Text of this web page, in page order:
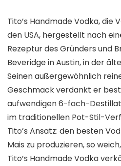
Tito’s Handmade Vodka, die
den USA, hergestellt nach
Rezeptur des Gründers und
Beveridge in Austin, in der
Seinen außergewöhnlich
Geschmack verdankt er
aufwendigen 6-fach-
im traditionellen Pot-Stil-
Tito’s Ansatz: den besten
Mais zu produzieren, so
Tito’s Handmade Vodka